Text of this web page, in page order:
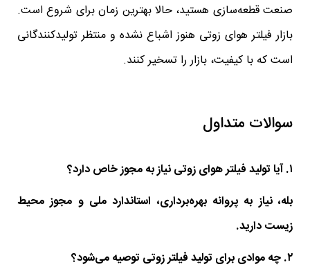
صنعت قطعه‌سازی هستید، حالا بهترین زمان برای شروع است.
بازار فیلتر هوای زوتی هنوز اشباع نشده و منتظر تولیدکنندگانی
است که با کیفیت، بازار را تسخیر کنند.
سوالات متداول
۱. آیا تولید فیلتر هوای زوتی نیاز به مجوز خاص دارد؟
بله، نیاز به پروانه بهره‌برداری، استاندارد ملی و مجوز محیط
زیست دارید.
۲. چه موادی برای تولید فیلتر زوتی توصیه می‌شود؟